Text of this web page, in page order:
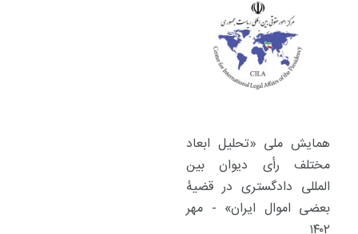
همایش ملی «تحلیل ابعاد
مختلف رأی دیوان بین
المللی دادگستری در قضیۀ
بعضی اموال ایران» - مهر